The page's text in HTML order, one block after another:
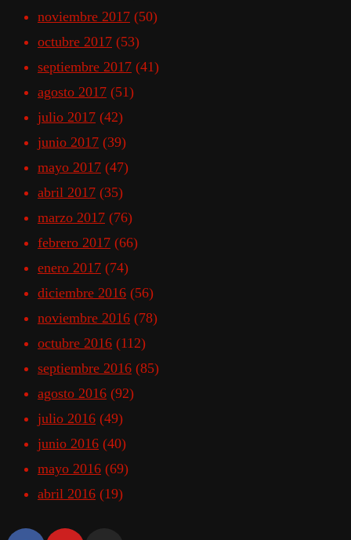
noviembre 2017 (50)
octubre 2017 (53)
septiembre 2017 (41)
agosto 2017 (51)
julio 2017 (42)
junio 2017 (39)
mayo 2017 (47)
abril 2017 (35)
marzo 2017 (76)
febrero 2017 (66)
enero 2017 (74)
diciembre 2016 (56)
noviembre 2016 (78)
octubre 2016 (112)
septiembre 2016 (85)
agosto 2016 (92)
julio 2016 (49)
junio 2016 (40)
mayo 2016 (69)
abril 2016 (19)